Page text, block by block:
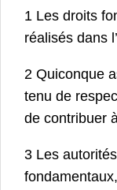
1 Les droits
réalisés dans
2 Quiconque
tenu de
de contribuer
3 Les